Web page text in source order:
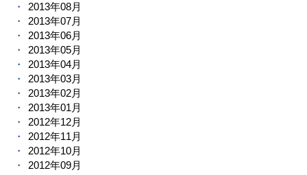
2013年08月
2013年07月
2013年06月
2013年05月
2013年04月
2013年03月
2013年02月
2013年01月
2012年12月
2012年11月
2012年10月
2012年09月